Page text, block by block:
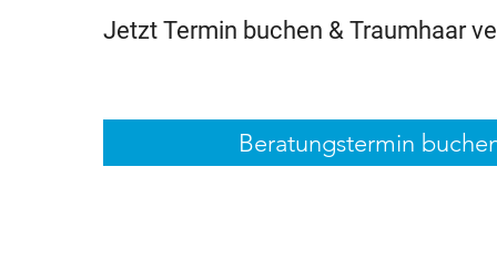
Jetzt Termin buchen & Traumhaar
Beratungstermin